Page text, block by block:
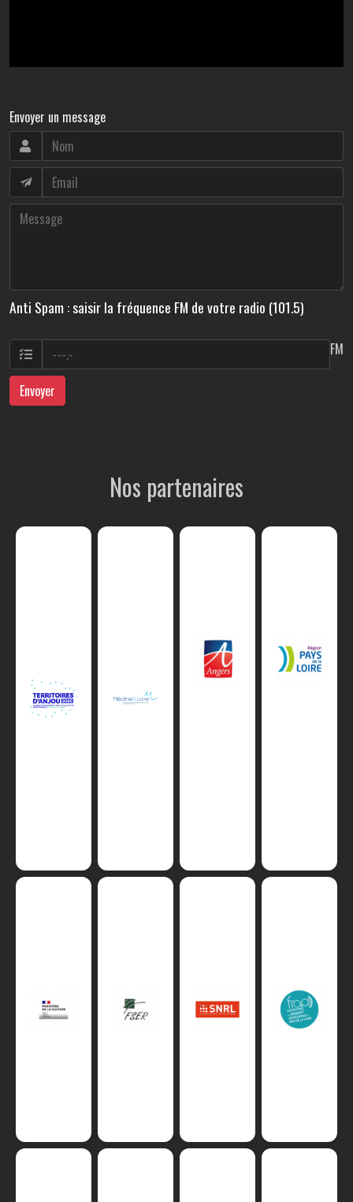
Envoyer un message
Anti Spam : saisir la fréquence FM de votre radio (101.5)
FM
Envoyer
Nos partenaires